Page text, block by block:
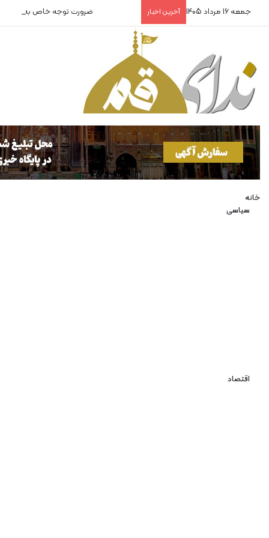
جمعه 16 مرداد 1405 آخرین اخبار ضرورت توجه خاص به
خانه
سیاسی
اقتصاد